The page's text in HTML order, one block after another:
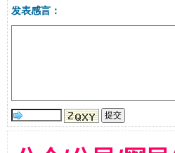
发表感言：